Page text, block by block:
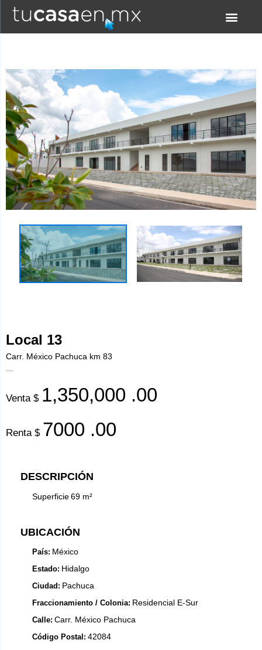
Local 13
Carr. México Pachuca km 83
Venta $ 1,350,000 .00
Renta $ 7000 .00
DESCRIPCIÓN
Superficie69 m²
UBICACIÓN
País: México
Estado: Hidalgo
Ciudad: Pachuca
Fraccionamiento / Colonia: Residencial E-Sur
Calle: Carr. México Pachuca
Código Postal: 42084